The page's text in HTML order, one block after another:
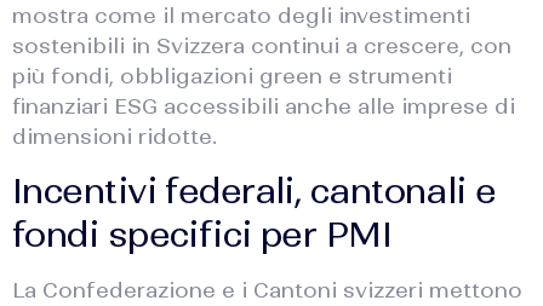
mostra come il mercato degli investimenti
sostenibili in Svizzera continui a crescere, con
più fondi, obbligazioni green e strumenti
finanziari ESG accessibili anche alle imprese di
dimensioni ridotte.
Incentivi federali, cantonali e
fondi specifici per PMI
La Confederazione e i Cantoni svizzeri mettono